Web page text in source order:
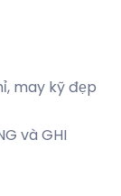
may kỹ đẹp
và GHI